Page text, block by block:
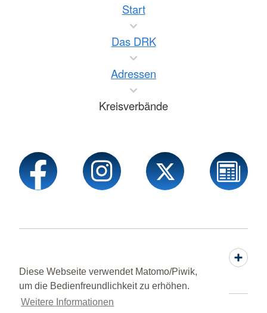
Diese Webseite verwendet Matomo/Piwik,
um die Bedienfreundlichkeit zu erhöhen.
Weitere Informationen
Start
Das DRK
Adressen
Kreisverbände